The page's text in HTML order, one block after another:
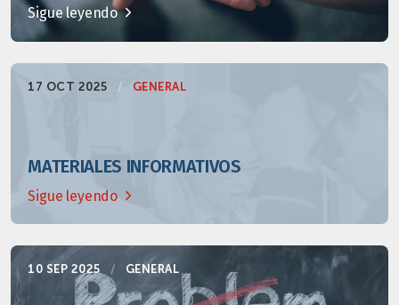
Sigue leyendo
17 OCT 2025 / GENERAL
MATERIALES INFORMATIVOS
Sigue leyendo
10 SEP 2025 / GENERAL